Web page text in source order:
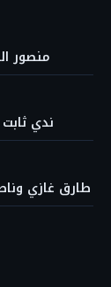
منصور
ندي
طارق غازي